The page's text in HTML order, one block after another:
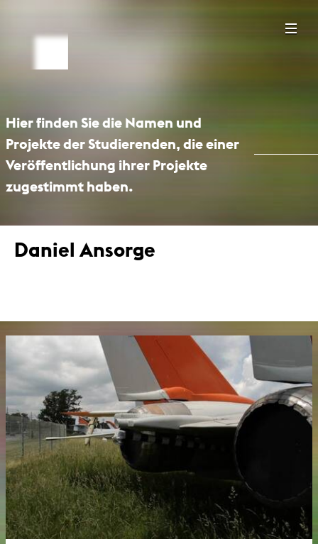
Hier finden Sie die Namen und
Projekte der Studierenden, die einer
Veröffentlichung ihrer Projekte
zugestimmt haben.
Daniel Ansorge